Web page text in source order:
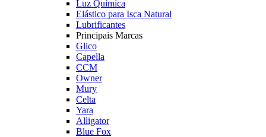
Luz Química
Elástico para Isca Natural
Lubrificantes
Principais Marcas
Glico
Capella
CCM
Owner
Mury
Celta
Yara
Alligator
Blue Fox